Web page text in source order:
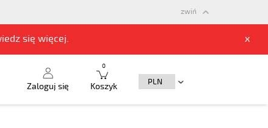
się więcej. x
zwiń
Zaloguj się Koszyk
0